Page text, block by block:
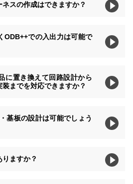
スの作成はできますか？
ODB++での入出力は可能で
に置き換えて回路設計から
までを対応できますか？
基板の設計は可能でしょう
ますか？